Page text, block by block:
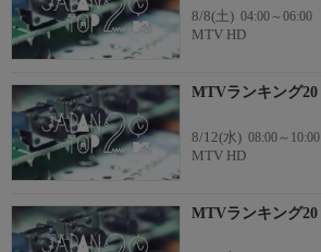
8/8(土) 04:00～06:00
MTV HD
MTVランキング20
8/12(水) 08:00～10:00
MTV HD
MTVランキング20